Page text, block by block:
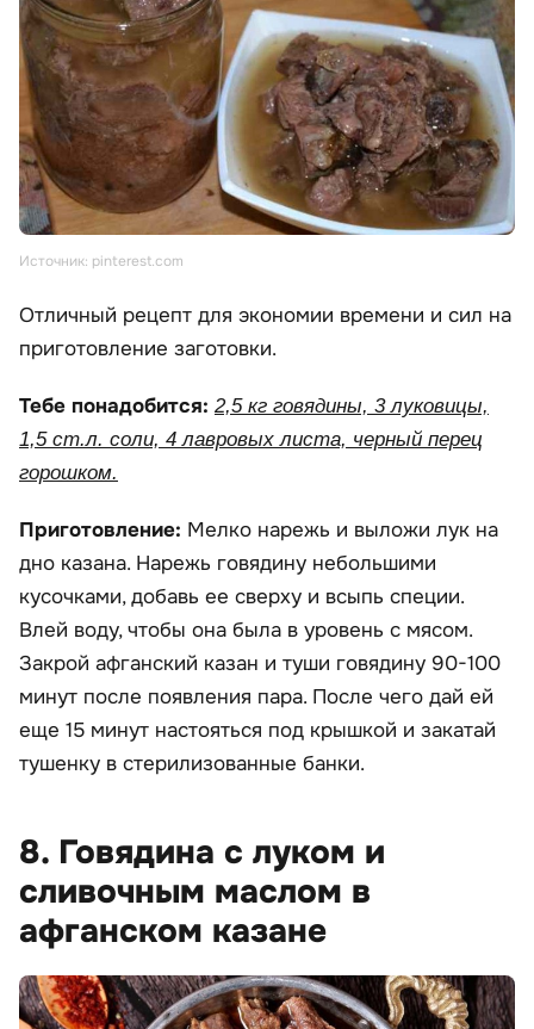
Источник: pinterest.com
Отличный рецепт для экономии времени и сил на
приготовление заготовки.
Тебе понадобится: 2,5 кг говядины, 3 луковицы,
1,5 ст.л. соли, 4 лавровых листа, черный перец
горошком.
Приготовление: Мелко нарежь и выложи лук на
дно казана. Нарежь говядину небольшими
кусочками, добавь ее сверху и всыпь специи.
Влей воду, чтобы она была в уровень с мясом.
Закрой афганский казан и туши говядину 90-100
минут после появления пара. После чего дай ей
еще 15 минут настояться под крышкой и закатай
тушенку в стерилизованные банки.
8. Говядина с луком и
сливочным маслом в
афганском казане